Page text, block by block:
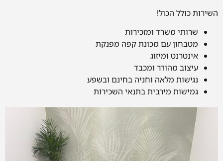
השירות כולל הכול!
שרותי משרד ומזכירות
מטבחון עם מכונת קפה מפנקת
אינטרנט ומיזוג
עיצוב מהודר ומכבד
נגישות מלאה וחניה בחינם ובשפע
גמישות מירבית בתנאי השכירות